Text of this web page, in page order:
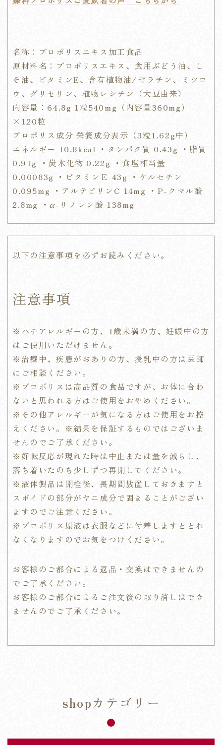
名称：プロポリスエキス加工食品
原材料名：プロポリスエキス、食用ぶどう油、し
そ油、ビタミンE、含有植物油/ゼラチン、ミツロ
ウ、グリセリン、植物レシチン（大豆由来）
内容量：64.8g 1粒540mg（内容量360mg）
×120粒
プロポリス成分 栄養成分表示（3粒1.62g中）
エネルギー 10.8kcal ・タンパク質 0.43g ・脂質
0.91g ・炭水化物 0.22g ・食塩相当量
0.00083g ・ビタミンＥ 43g ・ケルセチン
0.095mg ・アルテピリンC 14mg ・P-クマル酸
2.8mg ・α-リノレン酸 138mg
以下の注意事項を必ずお読みください。
注意事項
※ ハチアレルギーの方、1歳未満の方、妊娠中の方
はご使用いただけません。
※治療中、疾患がおありの方、授乳中の方は医師
にご相談ください。
※ プロポリスは高品質の食品ですが、お体に合わ
ないと思われる方はご使用をおやめください。
※その他アレルギーが気になる方はご使用をお控
えください。 ※結果を保証するものではございま
せんのでご了承ください。
※好転反応が現れた時は中止または量を減らし、
落ち着いたのち少しずつ再開してください。
※液体製品は開栓後、長期間放置しておきますと
スポイドの部分がヤニ成分で固まることがござい
ますのでご注意ください。
※プロポリス原液は衣服などに付着しますととれ
なくなりますのでお気をつけください。
お客様のご都合による返品・交換はできませんの
でご了承ください。
お客様のご都合によるご注文後の取り消しはでき
ませんのでご了承ください。
shopカテゴリー